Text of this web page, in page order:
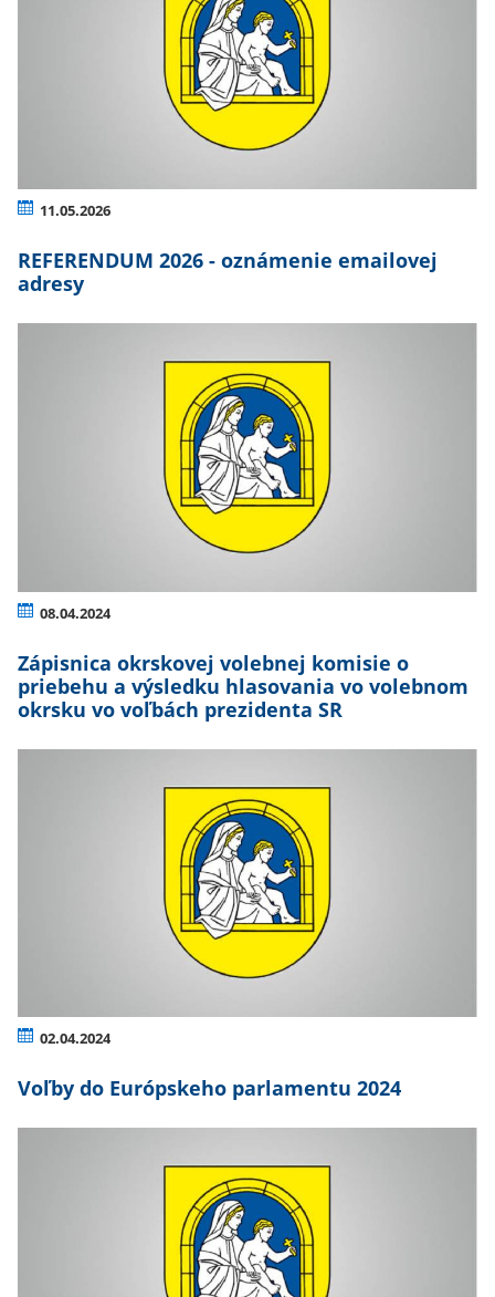
11.05.2026
REFERENDUM 2026 - oznámenie emailovej
adresy
08.04.2024
Zápisnica okrskovej volebnej komisie o
priebehu a výsledku hlasovania vo volebnom
okrsku vo voľbách prezidenta SR
02.04.2024
Voľby do Európskeho parlamentu 2024